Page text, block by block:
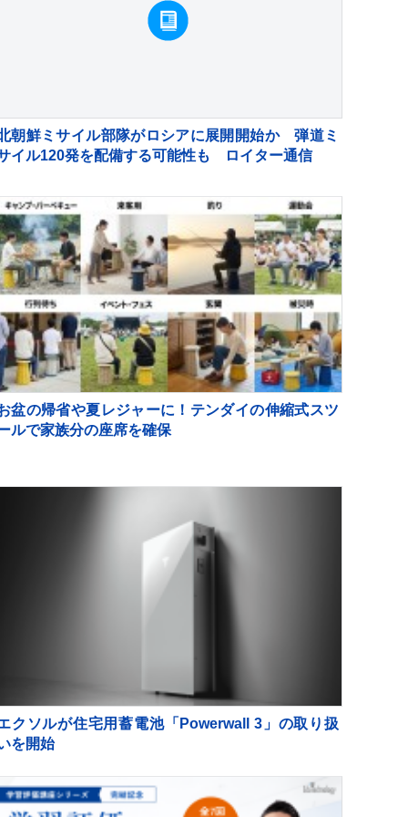
朝鮮ミサイル部隊がロシアに展開開始か 弾道ミ
イル120発を配備する可能性も ロイター通信
盆の帰省や夏レジャーに！テンダイの伸縮式スツ
ルで家族分の座席を確保
クソルが住宅用蓄電池「Powerwall 3」の取り扱
を開始